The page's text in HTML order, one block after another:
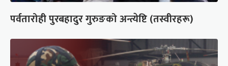
पर्वतारोही पुरबहादुर गुरुङको अन्त्येष्टि (तस्वीरहरू)